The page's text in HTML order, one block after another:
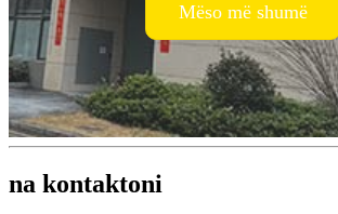
Mëso më shumë
na kontaktoni